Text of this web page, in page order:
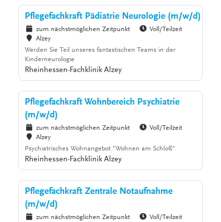
Pflegefachkraft Pädiatrie Neurologie (m/w/d)
zum nächstmöglichen Zeitpunkt
Voll/Teilzeit
Alzey
Werden Sie Teil unseres fantastischen Teams in der
Kinderneurologie
Rheinhessen-Fachklinik Alzey
Pflegefachkraft Wohnbereich Psychiatrie
(m/w/d)
zum nächstmöglichen Zeitpunkt
Voll/Teilzeit
Alzey
Psychiatrisches Wohnangebot "Wohnen am Schloß"
Rheinhessen-Fachklinik Alzey
Pflegefachkraft Zentrale Notaufnahme
(m/w/d)
zum nächstmöglichen Zeitpunkt
Voll/Teilzeit